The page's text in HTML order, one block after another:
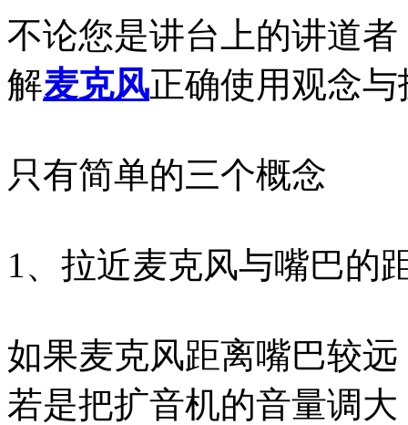
不论您是讲台上的讲道
解麦克风正确使用观念
只有简单的三个概念
1、拉近麦克风与嘴巴的
如果麦克风距离嘴巴较
若是把扩音机的音量调